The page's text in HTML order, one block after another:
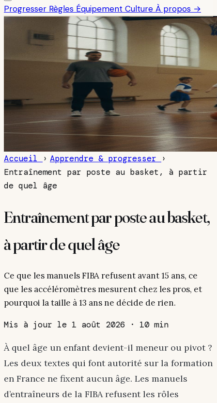
Progresser Règles Équipement Culture À propos →
Accueil › Apprendre & progresser
›
Entraînement par poste au basket, à partir
de quel âge
Entraînement par poste au basket,
à partir de quel âge
Ce que les manuels FIBA refusent avant 15 ans, ce
que les accéléromètres mesurent chez les pros, et
pourquoi la taille à 13 ans ne décide de rien.
Mis à jour le 1 août 2026 · 10 min
À quel âge un enfant devient-il meneur ou pivot ?
Les deux textes qui font autorité sur la formation
en France ne fixent aucun âge. Les manuels
d’entraîneurs de la FIBA refusent les rôles